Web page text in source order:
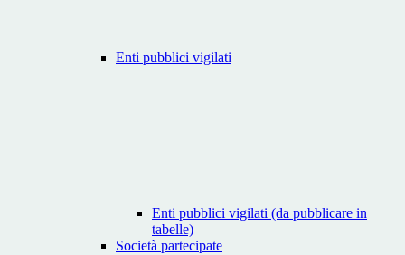
Enti pubblici vigilati
Enti pubblici vigilati (da pubblicare in
tabelle)
Società partecipate